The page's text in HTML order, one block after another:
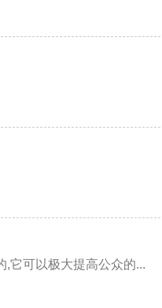
它可以极大提高公众的...